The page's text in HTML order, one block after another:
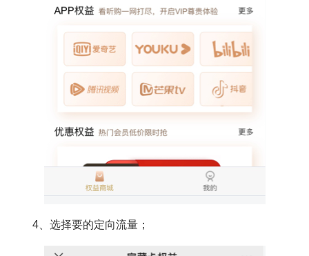
4、选择要的定向流量；